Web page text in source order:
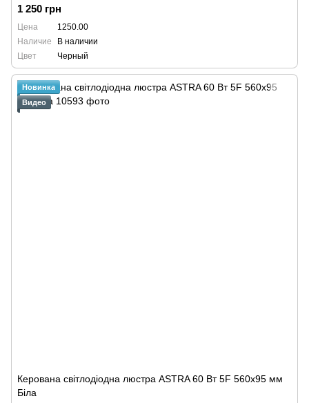
1 250 грн
Цена
1250.00
Наличие
В наличии
Цвет
Черный
Новинка
Видео
Керована світлодіодна люстра ASTRA 60 Вт 5F 560x95 мм
Біла